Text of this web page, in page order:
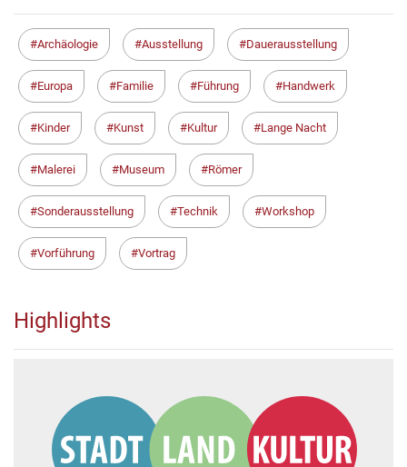
Archäologie Ausstellung Dauerausstellung
Europa Familie Führung Handwerk
Kinder Kunst Kultur Lange Nacht
Malerei Museum Römer
Sonderausstellung Technik Workshop
Vorführung Vortrag
Highlights